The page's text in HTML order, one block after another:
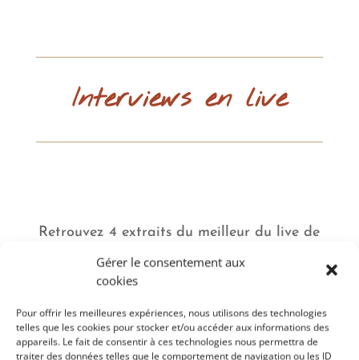
Gérer le consentement aux
cookies
Pour offrir les meilleures expériences, nous utilisons des technologies
telles que les cookies pour stocker et/ou accéder aux informations des
appareils. Le fait de consentir à ces technologies nous permettra de
traiter des données telles que le comportement de navigation ou les ID
Interviews en live
Retrouvez 4 extraits du meilleur du live de
d’Or, Yves Michel